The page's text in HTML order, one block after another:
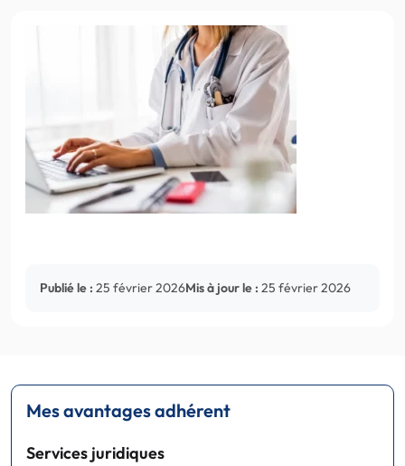
Publié le : 25 février 2026Mis à jour le : 25 février 2026
Mes avantages adhérent
Services juridiques